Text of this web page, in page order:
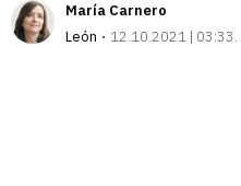
María Carnero
León
12.10.2021 | 03:33